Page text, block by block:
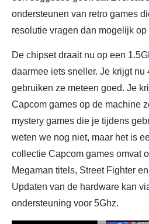
ondersteunen van retro games
resolutie vragen dan mogelijk op
De chipset draait nu op een
daarmee iets sneller. Je krijgt nu
gebruiken ze meteen goed. Je
Capcom games op de machine
mystery games die je tijdens
weten we nog niet, maar het is
collectie Capcom games omvat
Megaman titels, Street Fighter
Updaten van de hardware kan
ondersteuning voor 5Ghz.